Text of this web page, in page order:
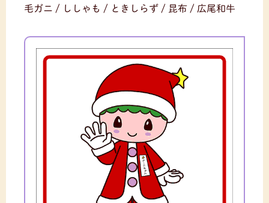
毛ガニ / ししゃも / ときしらず / 昆布 / 広尾和牛